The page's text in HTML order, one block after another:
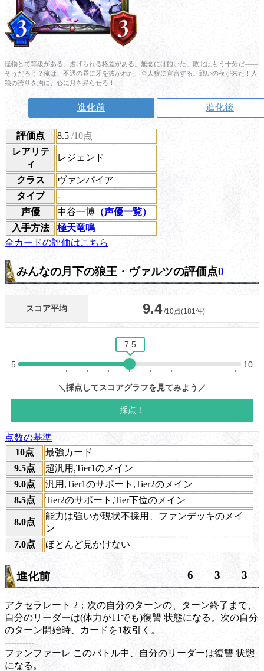
怪物とて等級がある。虐げられる格差がある。無念には飽いた。敗北はもう十分だ――
そうだろう？俺は、不遇の昼に牙を抜かれた、全人狼に宣言する。戦いの夜が来た！人
狼の誇りを胸に、心に月を昇らせろ！
進化前 進化後
評価点 8.5 /10点
レアリテ
ィ
レジェンド
クラス
ヴァンパイア
タイプ
-
声優
中谷一博 （声優一覧）
入手方法
極天竜鳴
全カードの評価はこちら
みんなの月下の狼王・ヴァルツの評価点0
点数の基準
10点
最強カード
9.5点
超汎用,Tier1のメイン
9.0点
汎用,Tier1のサポート,Tier2のメイン
8.5点
Tier2のサポート,Tier下位のメイン
8.0点
能力は強いが現状不採用、ファンデッキのメイ
ン
7.0点
ほとんど見かけない
進化前 6 3 3
アクセラレート 2；次の自分のターンの、ターン終了まで、
自分のリーダーは(体力が11でも)復讐 状態になる。次の自分
のターン開始時、カードを1枚引く。
----------
ファンファーレ このバトル中、自分のリーダーは復讐 状態
になる。